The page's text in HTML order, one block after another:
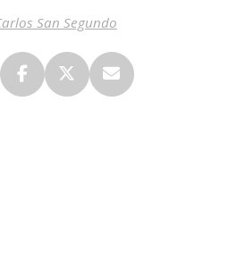
San Segundo